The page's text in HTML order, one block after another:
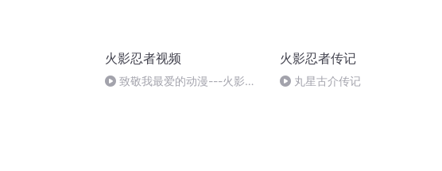
火影忍者视频
致敬我最爱的动漫---火影忍
火影忍者传记
丸星古介传记